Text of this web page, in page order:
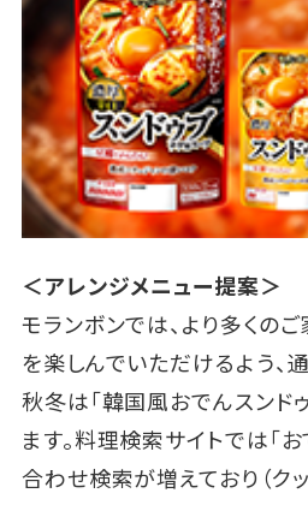
＜アレンジメニュー提案＞
モランボンでは、より多くの
を楽しんでいただけるよう、
秋冬は「韓国風おでんスンド
ます。料理検索サイトでは「
合わせ検索が増えており（ク